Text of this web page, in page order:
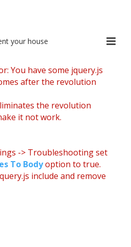
You have some jquery.js
after the revolution
the revolution
it not work.
-> Troubleshooting set
To Bodyoption to true.
include and remove